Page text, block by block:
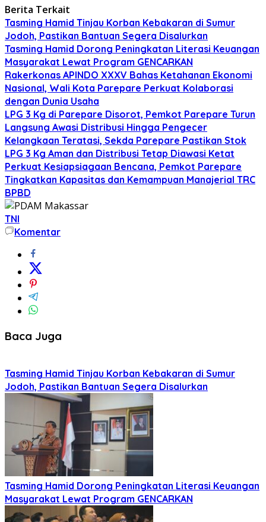
Berita Terkait
Tasming Hamid Tinjau Korban Kebakaran di Sumur
Jodoh, Pastikan Bantuan Segera Disalurkan
Tasming Hamid Dorong Peningkatan Literasi Keuangan
Masyarakat Lewat Program GENCARKAN
Rakerkonas APINDO XXXV Bahas Ketahanan Ekonomi
Nasional, Wali Kota Parepare Perkuat Kolaborasi
dengan Dunia Usaha
LPG 3 Kg di Parepare Disorot, Pemkot Parepare Turun
Langsung Awasi Distribusi Hingga Pengecer
Kelangkaan Teratasi, Sekda Parepare Pastikan Stok
LPG 3 Kg Aman dan Distribusi Tetap Diawasi Ketat
Perkuat Kesiapsiagaan Bencana, Pemkot Parepare
Tingkatkan Kapasitas dan Kemampuan Manajerial TRC
BPBD
TNI
Komentar
Baca Juga
Tasming Hamid Tinjau Korban Kebakaran di Sumur
Jodoh, Pastikan Bantuan Segera Disalurkan
Tasming Hamid Dorong Peningkatan Literasi Keuangan
Masyarakat Lewat Program GENCARKAN